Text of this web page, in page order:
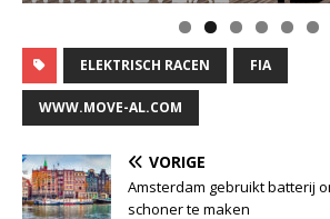
ELEKTRISCH RACEN FIA
WWW.MOVE-AL.COM
VORIGE
Amsterdam gebruikt batterij
schoner te maken